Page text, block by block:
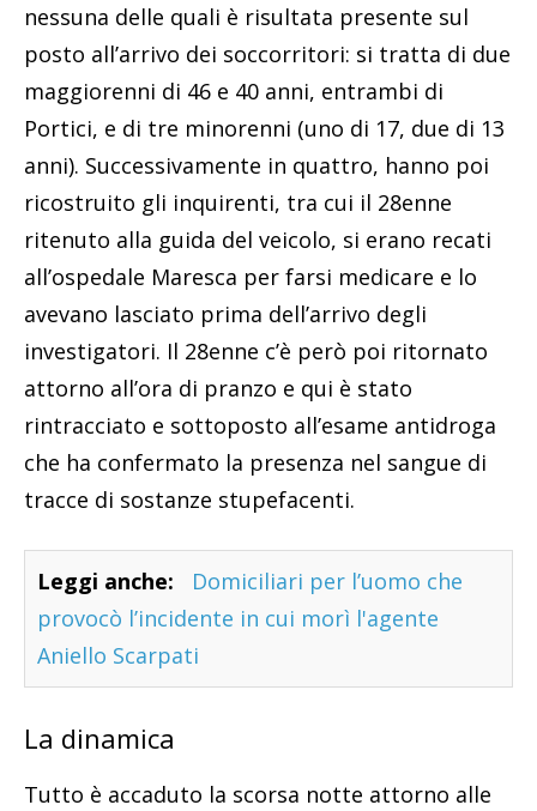
nessuna delle quali è risultata presente sul
posto all’arrivo dei soccorritori: si tratta di due
maggiorenni di 46 e 40 anni, entrambi di
Portici, e di tre minorenni (uno di 17, due di 13
anni). Successivamente in quattro, hanno poi
ricostruito gli inquirenti, tra cui il 28enne
ritenuto alla guida del veicolo, si erano recati
all’ospedale Maresca per farsi medicare e lo
avevano lasciato prima dell’arrivo degli
investigatori. Il 28enne c’è però poi ritornato
attorno all’ora di pranzo e qui è stato
rintracciato e sottoposto all’esame antidroga
che ha confermato la presenza nel sangue di
tracce di sostanze stupefacenti.
Leggi anche:
Domiciliari per l’uomo che
provocò l’incidente in cui morì l'agente
Aniello Scarpati
La dinamica
Tutto è accaduto la scorsa notte attorno alle